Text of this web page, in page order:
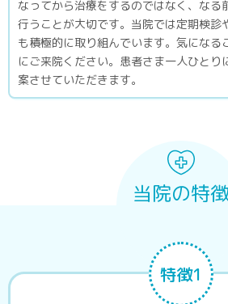
なってから治療をするのではなく、なる
行うことが大切です。当院では定期検診
も積極的に取り組んでいます。気になる
にご来院ください。患者さま一人ひとり
案させていただきます。
当院の特
特徴1